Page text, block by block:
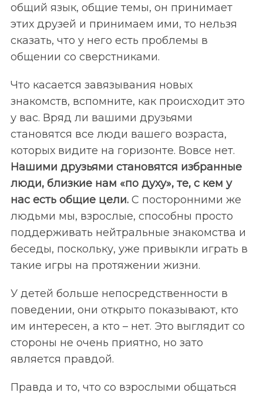
общий язык, общие темы, он принимает
этих друзей и принимаем ими, то нельзя
сказать, что у него есть проблемы в
общении со сверстниками.
Что касается завязывания новых
знакомств, вспомните, как происходит это
у вас. Вряд ли вашими друзьями
становятся все люди вашего возраста,
которых видите на горизонте. Вовсе нет.
Нашими друзьями становятся избранные
люди, близкие нам «по духу», те, с кем у
нас есть общие цели.С посторонними же
людьми мы, взрослые, способны просто
поддерживать нейтральные знакомства и
беседы, поскольку, уже привыкли играть в
такие игры на протяжении жизни.
У детей больше непосредственности в
поведении, они открыто показывают, кто
им интересен, а кто – нет. Это выглядит со
стороны не очень приятно, но зато
является правдой.
Правда и то, что со взрослыми общаться